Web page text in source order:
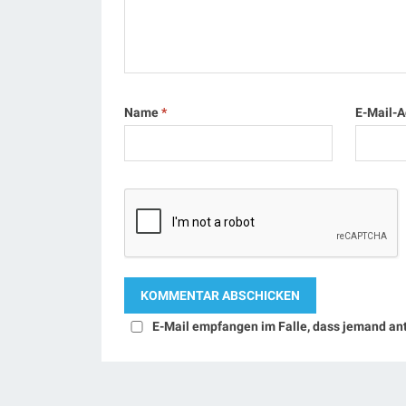
Name* E-Mail-
E-Mail empfangen im Falle, dass jemand